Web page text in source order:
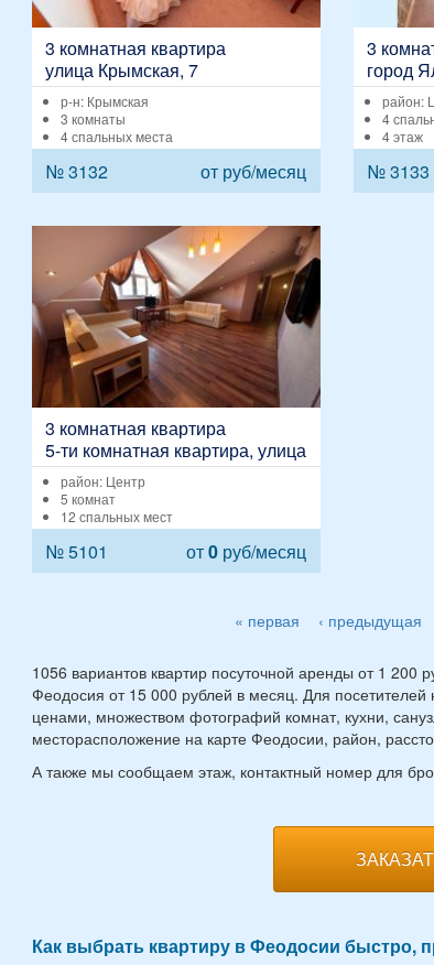
3 комнатная квартира
улица Крымская, 7
р-н: Крымская
3 комнаты
4 спальных места
№ 3132 от руб/месяц
3
город
район:
4
4 этаж
№ 3133
3 комнатная квартира
5-ти комнатная квартира, улица
Десантников, 7-Б
район: Центр
5 комнат
12 спальных мест
№ 5101 от0руб/месяц
« первая ‹ предыдущая
1056 вариантов квартир посуточной аренды от 1 200
Феодосия от 15 000 рублей в месяц. Для
ценами, множеством фотографий комнат, кухни,
месторасположение на карте Феодосии, район,
А также мы сообщаем этаж, контактный номер для
Как выбрать квартиру в Феодосии быстро,